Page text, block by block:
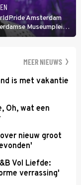
Amsterdam
Museumplein.
In de jaren 90
MEER NIEUWS
is met vakantie
Oh, wat een
nieuw groot
Vol Liefde:
verrassing'